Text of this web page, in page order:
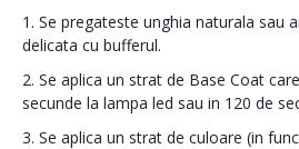
1. Se pregateste unghia naturala sau
delicata cu bufferul.
2. Se aplica un strat de Base Coat
secunde la lampa led sau in 120 de
3. Se aplica un strat de culoare (in